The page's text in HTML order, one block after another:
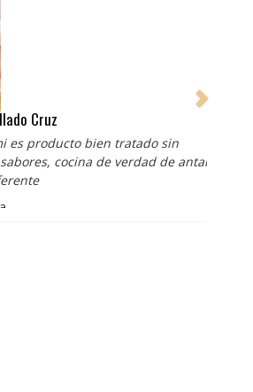
Cruz
producto bien tratado sin
cocina de verdad de antaño